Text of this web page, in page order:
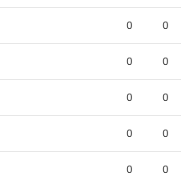
0 0
0 0
0 0
0 0
0 0